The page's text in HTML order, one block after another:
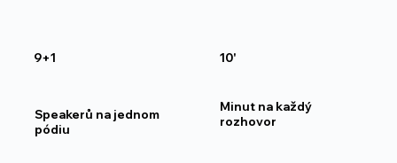
9+1
Speakerů na jednom
pódiu
10'
Minut na každý
rozhovor